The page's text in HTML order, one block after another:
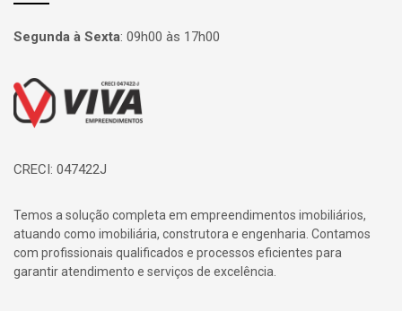
Segunda à Sexta: 09h00 às 17h00
Página inicial
CRECI: 047422J
Temos a solução completa em empreendimentos imobiliários,
atuando como imobiliária, construtora e engenharia. Contamos
com profissionais qualificados e processos eficientes para
garantir atendimento e serviços de excelência.